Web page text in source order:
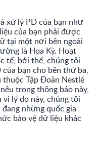
xử lý PD của bạn như
của bạn phải được
tại một nơi bên ngoài
là Hoa Kỳ. Hoạt
tế, bởi thế, chúng tôi
bạn cho bên thứ ba,
thuộc Tập Đoàn Nestlé
trong thông báo này,
lý do này, chúng tôi
những quốc gia
bảo vệ dữ liệu khác